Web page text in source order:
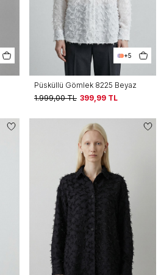
+5
Püsküllü Gömlek 8225 Beyaz
1.999,00TL 399,99 TL